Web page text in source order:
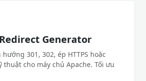
Generator
301, 302, ép HTTPS hoặc
thuật cho máy chủ Apache. Tối ưu